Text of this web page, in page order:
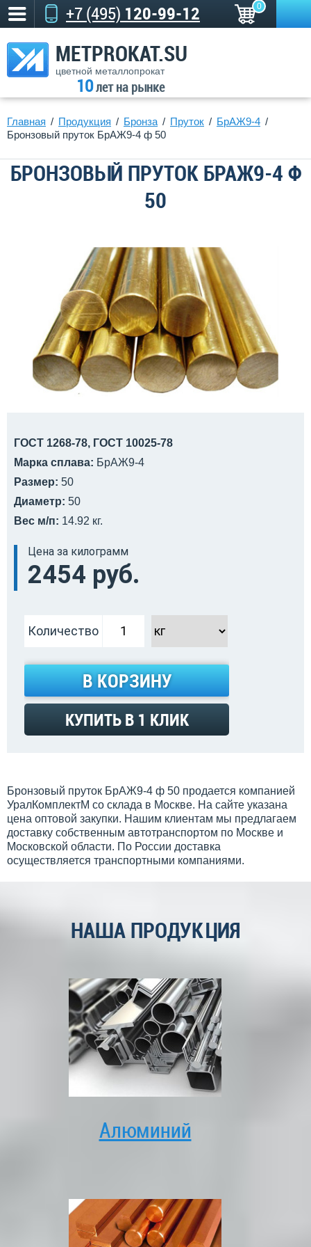
+7 (495) 120-99-12 0
METPROKAT.SU
цветной металлопрокат
10лет на рынке
Главная Продукция Бронза Пруток
БрАЖ9-4
Бронзовый пруток БрАЖ9-4 ф 50
БРОНЗОВЫЙ ПРУТОК БРАЖ9-4 Ф
50
ГОСТ 1268-78, ГОСТ 10025-78
Марка сплава: БрАЖ9-4
Размер: 50
Диаметр: 50
Вес м/п: 14.92 кг.
Цена за килограмм
2454 руб.
Количество
В КОРЗИНУ
КУПИТЬ В 1 КЛИК
Бронзовый пруток БрАЖ9-4 ф 50 продается компанией
УралКомплектМ со склада в Москве. На сайте указана
цена оптовой закупки. Нашим клиентам мы предлагаем
доставку собственным автотранспортом по Москве и
Московской области. По России доставка
осуществляется транспортными компаниями.
НАША ПРОДУКЦИЯ
Алюминий